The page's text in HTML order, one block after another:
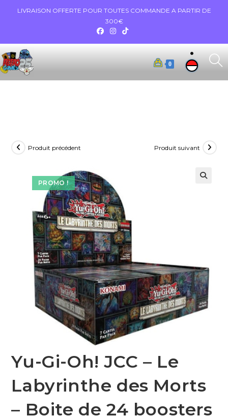
LIVRAISON OFFERTE POUR TOUTES COMMANDE A PARTIR DE
300€
0
PROMO !
Produit précédent Produit suivant
Yu-Gi-Oh! JCC – Le
Labyrinthe des Morts
– Boite de 24 boosters